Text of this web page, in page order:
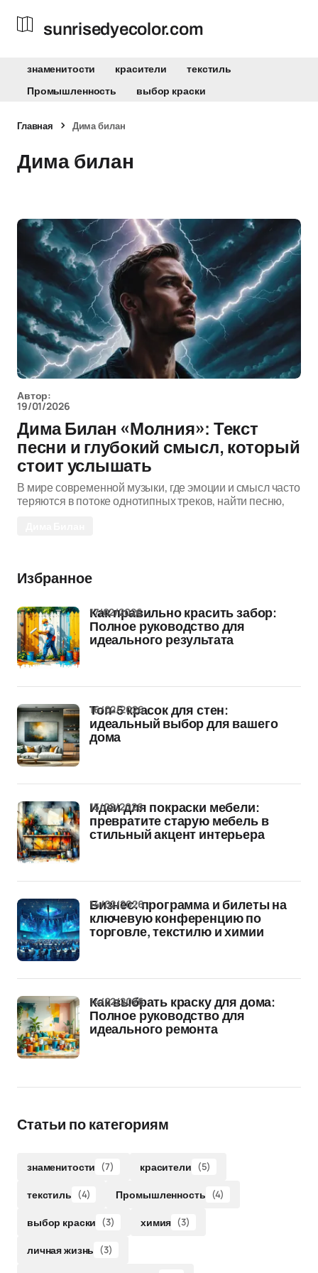
sunrisedyecolor.com
знаменитости красители
текстиль
Промышленность
выбор краски
Главная Дима билан
Дима билан
Автор:
19/01/2026
Дима Билан «Молния»: Текст
песни и глубокий смысл, который
стоит услышать
В мире современной музыки, где эмоции и смысл часто
теряются в потоке однотипных треков, найти песню,
Избранное
Как правильно красить забор:
Полное руководство для
идеального результата
17/02/2026
Топ-5 красок для стен:
идеальный выбор для вашего
дома
16/02/2026
Идеи для покраски мебели:
превратите старую мебель в
стильный акцент интерьера
15/02/2026
Бизнес: программа и билеты на
ключевую конференцию по
торговле, текстилю и химии
14/02/2026
Как выбрать краску для дома:
Полное руководство для
идеального ремонта
14/02/2026
Статьи по категориям
знаменитости (7) красители (5)
текстиль (4) Промышленность (4)
выбор краски (3) химия (3)
личная жизнь (3)